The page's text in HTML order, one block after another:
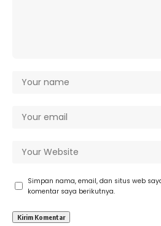
Simpan nama, email, dan situs web
komentar saya berikutnya.